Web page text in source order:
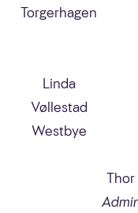
Torgerhagen
Linda
Vøllestad
Westbye
Thor